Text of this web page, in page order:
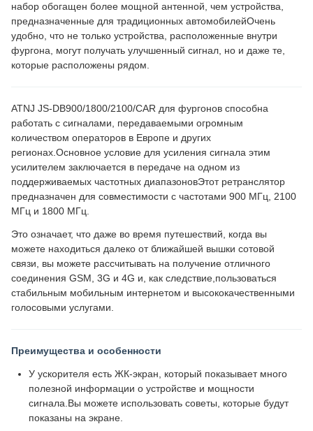
набор обогащен более мощной антенной, чем устройства,
предназначенные для традиционных автомобилейОчень
удобно, что не только устройства, расположенные внутри
фургона, могут получать улучшенный сигнал, но и даже те,
которые расположены рядом.
ATNJ JS-DB900/1800/2100/CAR для фургонов способна
работать с сигналами, передаваемыми огромным
количеством операторов в Европе и других
регионах.Основное условие для усиления сигнала этим
усилителем заключается в передаче на одном из
поддерживаемых частотных диапазоновЭтот ретранслятор
предназначен для совместимости с частотами 900 МГц, 2100
МГц и 1800 МГц.
Это означает, что даже во время путешествий, когда вы
можете находиться далеко от ближайшей вышки сотовой
связи, вы можете рассчитывать на получение отличного
соединения GSM, 3G и 4G и, как следствие,пользоваться
стабильным мобильным интернетом и высококачественными
голосовыми услугами.
Преимущества и особенности
У ускорителя есть ЖК-экран, который показывает много
полезной информации о устройстве и мощности
сигнала.Вы можете использовать советы, которые будут
показаны на экране.